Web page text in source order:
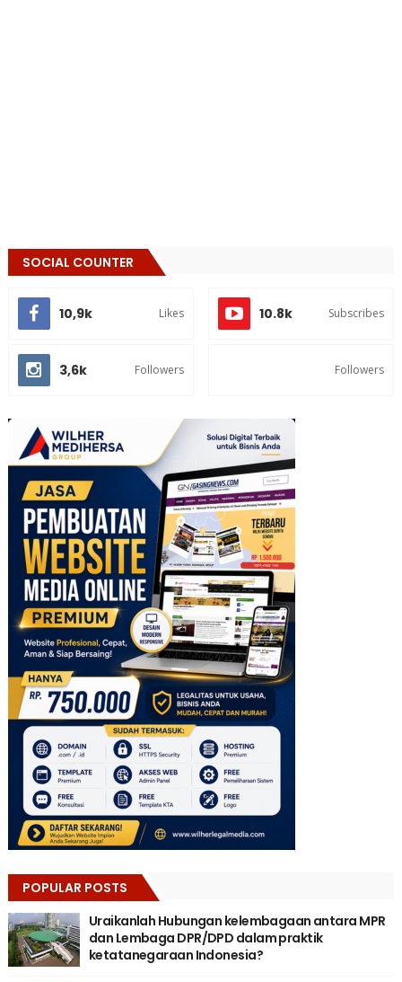
SOCIAL COUNTER
10,9k Likes 10.8k Subscribes
3,6k Followers Followers
POPULAR POSTS
Uraikanlah Hubungan kelembagaan antara MPR
dan Lembaga DPR/DPD dalam praktik
ketatanegaraan Indonesia?